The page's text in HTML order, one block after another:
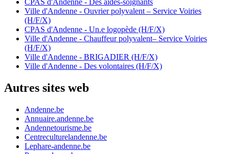
CPAS d'Andenne - Des aides-soignants
Ville d'Andenne - Ouvrier polyvalent – Service Voiries
(H/F/X)
CPAS d'Andenne - Un.e logopède (H/F/X)
Ville d'Andenne - Chauffeur polyvalent– Service Voiries
(H/F/X)
Ville d'Andenne - BRIGADIER (H/F/X)
Ville d'Andenne - Des volontaires (H/F/X)
Autres sites web
Andenne.be
Annuaire.andenne.be
Andennetourisme.be
Centreculturelandenne.be
Lephare-andenne.be